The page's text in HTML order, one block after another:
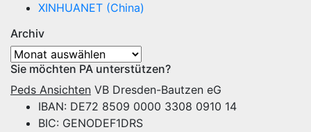
XINHUANET (China)
Archiv
Archiv
Sie möchten PA unterstützen?
Peds Ansichten VB Dresden-Bautzen eG
IBAN: DE72 8509 0000 3308 0910 14
BIC: GENODEF1DRS